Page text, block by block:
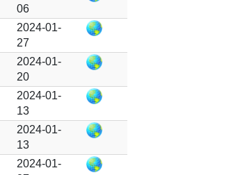
06
2024-01-
27
2024-01-
20
2024-01-
13
2024-01-
13
2024-01-